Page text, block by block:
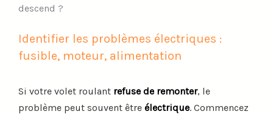
descend ?
Identifier les problèmes électriques :
fusible, moteur, alimentation
Si votre volet roulant refuse de remonter, le
problème peut souvent être électrique. Commencez